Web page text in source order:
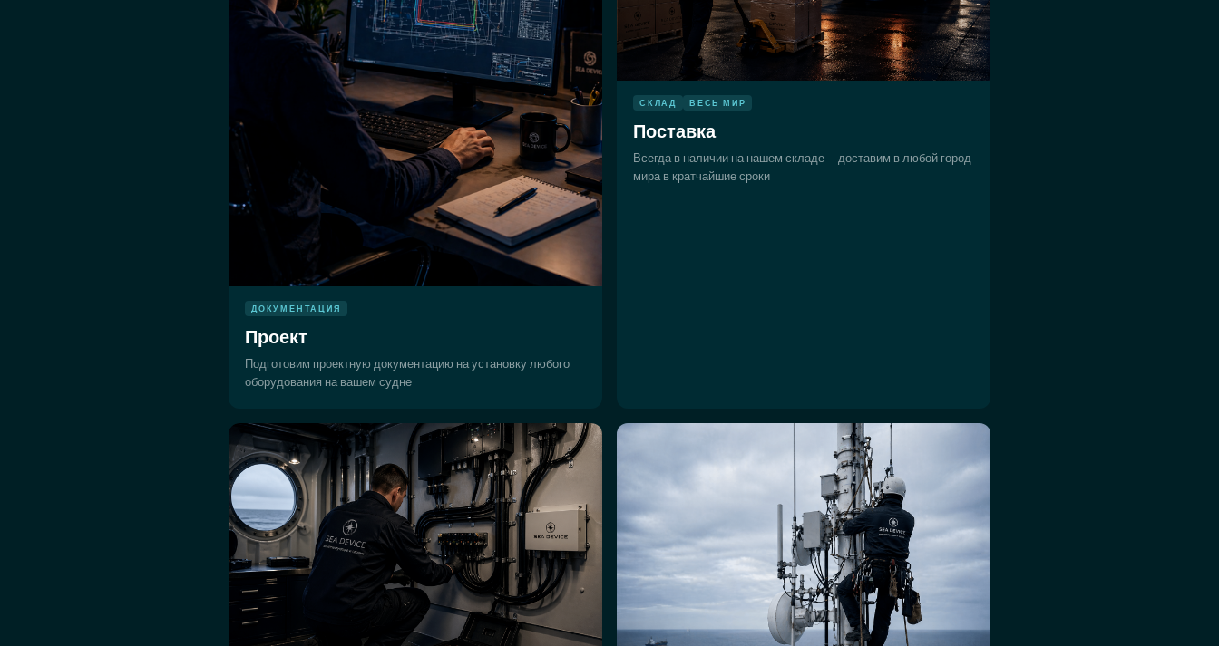
ДОКУМЕНТАЦИЯ
Проект
Подготовим проектную документацию на установку любого
оборудования на вашем судне
СКЛАД ВЕСЬ МИР
Поставка
Всегда в наличии на нашем складе — доставим в любой город
мира в кратчайшие сроки